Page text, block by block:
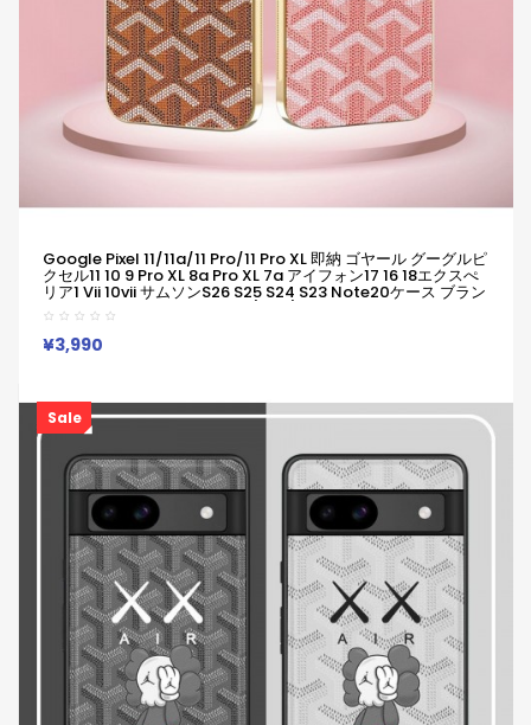
Google Pixel 11/11a/11 Pro/11 Pro XL 即納 ゴヤール グーグルピ
クセル11 10 9 Pro XL 8a Pro XL 7a アイフォン17 16 18エクスぺ
リア1 Vii 10vii サムソンs26 S25 S24 S23 Note20ケース ブラン
ド Galaxy A55 A54 A36 S26/S25/S24 Ultraケース ゴヤール
幾何モチーフ金メッキレザー調スマホケース
¥3,990
Sale